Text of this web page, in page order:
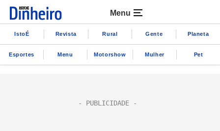
Menu
IstoÉ Revista Rural Gente Planeta
Esportes Menu Motorshow Mulher Pet